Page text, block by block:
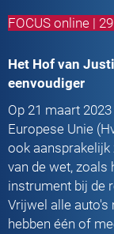
FOCUS online |
Het Hof van
eenvoudiger
Op 21 maart
Europese Unie
ook
van de wet, zoals
instrument bij de
Vrijwel alle auto's
hebben één of